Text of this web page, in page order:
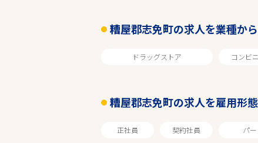
糟屋郡志免町の求人を業種か
ドラッグストア コンビニ
糟屋郡志免町の求人を雇用形
正社員 契約社員 パ